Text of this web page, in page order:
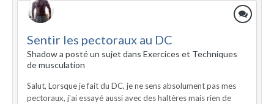
Sentir les pectoraux au DC
Shadow a posté un sujet dans Exercices et Techniques
de musculation
Salut, Lorsque je fait du DC, je ne sens absolument pas mes
pectoraux, j'ai essayé aussi avec des haltères mais rien de